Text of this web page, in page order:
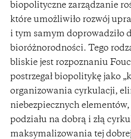
biopolityczne zarządzanie
które umożliwiło rozwój
i tym samym doprowadziło
bioróżnorodności. Tego
bliskie jest rozpoznaniu
postrzegał biopolitykę jako
organizowania cyrkulacji,
niebezpiecznych
podziału na dobrą i złą
maksymalizowania tej